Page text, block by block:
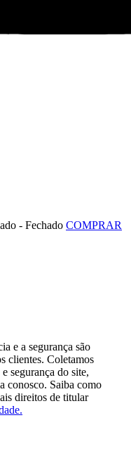
- Fechado COMPRAR
e a segurança são
clientes. Coletamos
segurança do site,
conosco. Saiba como
direitos de titular